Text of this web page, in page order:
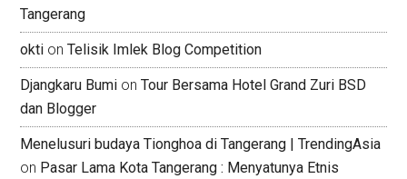
Tangerang
okti onTelisik Imlek Blog Competition
Djangkaru Bumi onTour Bersama Hotel Grand Zuri BSD
dan Blogger
Menelusuri budaya Tionghoa di Tangerang | TrendingAsia
on Pasar Lama Kota Tangerang : Menyatunya Etnis